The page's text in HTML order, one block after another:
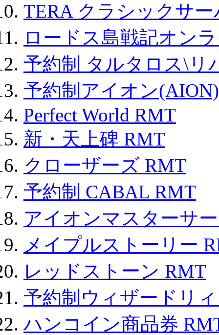
TERA クラシックサ
ロードス島戦記オン
予約制 タルタロス\リ
予約制アイオン
Perfect World RMT
新・天上碑 RMT
クローザーズ RMT
予約制 CABAL RMT
アイオンマスターサ
メイプルストーリー
レッドストーン RMT
予約制ウィザードリ
ハンコイン商品券